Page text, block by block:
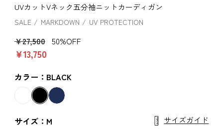
UVカットVネック五分袖ニットカーディガン
SALE MARKDOWN UV PROTECTION
￥27,500 50%OFF
￥13,750
カラー：BLACK
サイズ：M サイズガイド